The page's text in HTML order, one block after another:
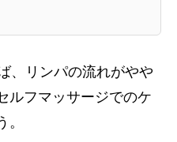
、リンパの流れがやや
ルフマッサージでのケ